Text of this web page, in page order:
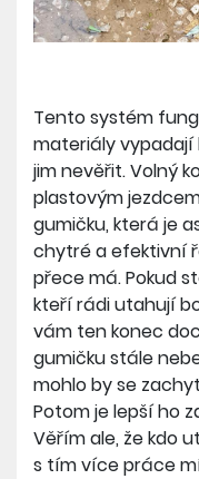
Tento systém
materiály
jim nevěřit. Volný
plastovým
gumičku, která je
chytré a efektivní
přece má. Pokud
kteří rádi utahují
vám ten konec
gumičku stále
mohlo by se
Potom je lepší ho
Věřím ale, že kdo
s tím více práce